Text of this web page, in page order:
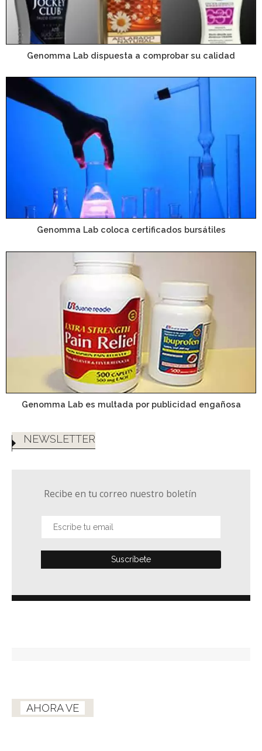
Genomma Lab dispuesta a comprobar su calidad
Genomma Lab coloca certificados bursátiles
Genomma Lab es multada por publicidad engañosa
NEWSLETTER
Recibe en tu correo nuestro boletín
AHORA VE